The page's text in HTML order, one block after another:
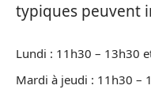
typiques peuvent
Lundi : 11h30 – 13h30
Mardi à jeudi : 11h30 –